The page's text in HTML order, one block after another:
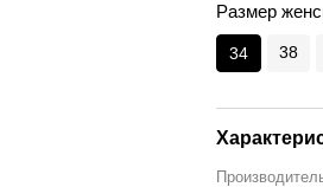
Размер
34 38